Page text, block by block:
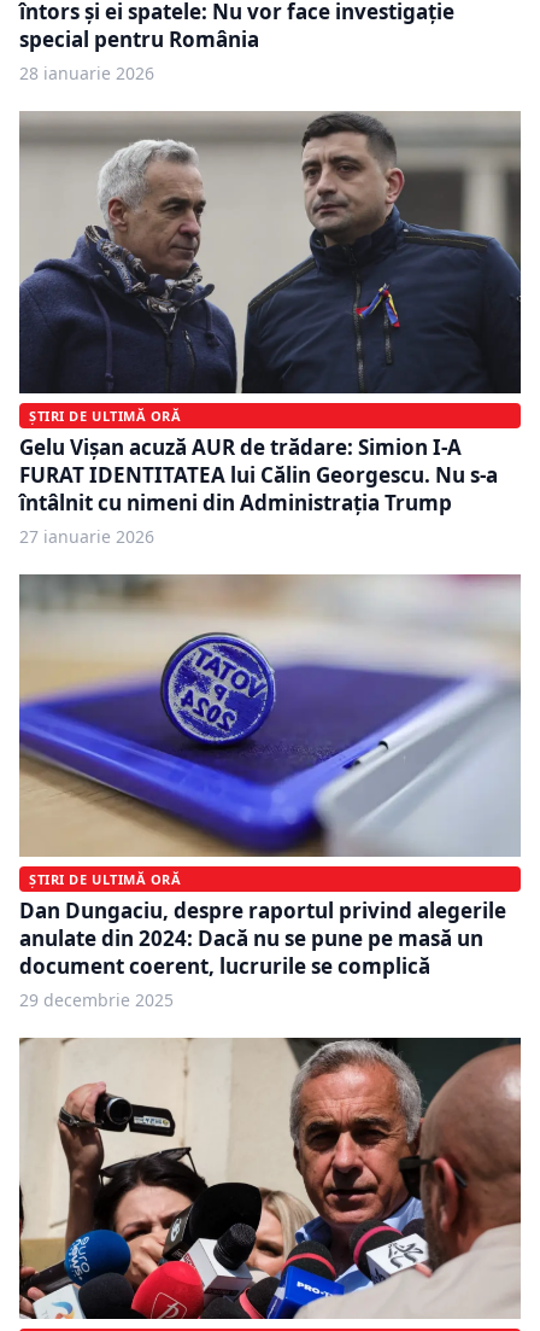
întors și ei spatele: Nu vor face investigație
special pentru România
28 ianuarie 2026
ȘTIRI DE ULTIMĂ ORĂ
Gelu Vișan acuză AUR de trădare: Simion I-A
FURAT IDENTITATEA lui Călin Georgescu. Nu s-a
întâlnit cu nimeni din Administrația Trump
27 ianuarie 2026
ȘTIRI DE ULTIMĂ ORĂ
Dan Dungaciu, despre raportul privind alegerile
anulate din 2024: Dacă nu se pune pe masă un
document coerent, lucrurile se complică
29 decembrie 2025